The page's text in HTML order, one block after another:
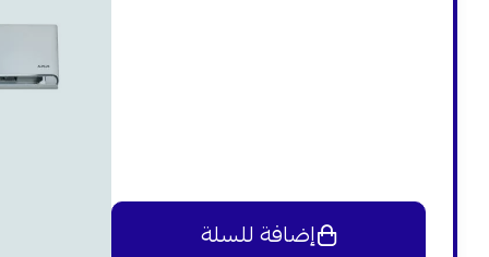
إضافة للسلة